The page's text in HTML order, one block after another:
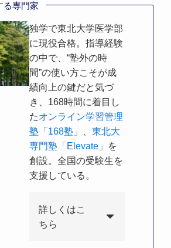
る専門家
独学で東北大学医学部
に現役合格。指導経験
の中で、“塾外の時
間”の使い方こそが成
績向上の鍵だと気づ
き、168時間に着目し
たオンライン学習管理
塾「168塾」
東北大
専門塾「Elevate」
を
創設。全国の受験生を
支援している。
詳しくはこ
ちら